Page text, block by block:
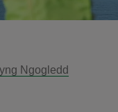
Ngogledd